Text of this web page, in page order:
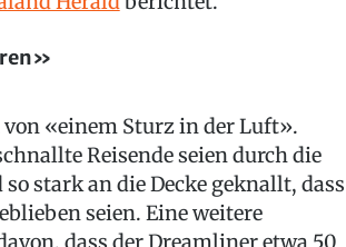
von «einem Sturz in der Luft».
Reisende seien durch die
stark an die Decke geknallt, dass
seien. Eine weitere
dass der Dreamliner etwa 50